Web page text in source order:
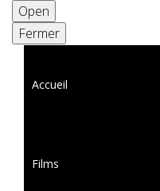
Open
Fermer
Accueil
Films